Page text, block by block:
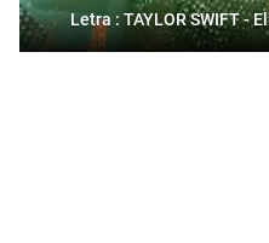
Letra : TAYLOR SWIFT -